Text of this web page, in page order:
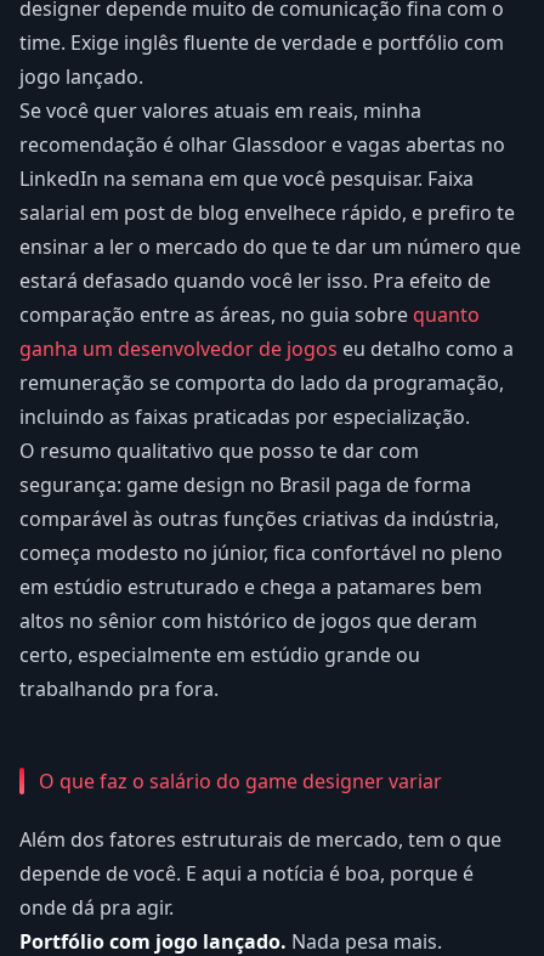
designer depende muito de comunicação fina com o
time. Exige inglês fluente de verdade e portfólio com
jogo lançado.
Se você quer valores atuais em reais, minha
recomendação é olhar Glassdoor e vagas abertas no
LinkedIn na semana em que você pesquisar. Faixa
salarial em post de blog envelhece rápido, e prefiro te
ensinar a ler o mercado do que te dar um número que
estará defasado quando você ler isso. Pra efeito de
comparação entre as áreas, no guia sobrequanto
ganha um desenvolvedor de jogos eu detalho como a
remuneração se comporta do lado da programação,
incluindo as faixas praticadas por especialização.
O resumo qualitativo que posso te dar com
segurança: game design no Brasil paga de forma
comparável às outras funções criativas da indústria,
começa modesto no júnior, fica confortável no pleno
em estúdio estruturado e chega a patamares bem
altos no sênior com histórico de jogos que deram
certo, especialmente em estúdio grande ou
trabalhando pra fora.
O que faz o salário do game designer variar
Além dos fatores estruturais de mercado, tem o que
depende de você. E aqui a notícia é boa, porque é
onde dá pra agir.
Portfólio com jogo lançado. Nada pesa mais.